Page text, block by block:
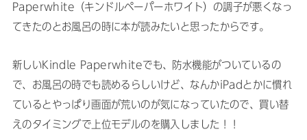
Paperwhite（キンドルペーパーホワイト）の調子が悪くなっ
てきたのとお風呂の時に本が読みたいと思ったからです。
新しいKindle Paperwhiteでも、防水機能がついているの
で、お風呂の時でも読めるらしいけど、なんかiPadとかに慣れ
ているとやっぱり画面が荒いのが気になっていたので、買い替
えのタイミングで上位モデルのを購入しました！！